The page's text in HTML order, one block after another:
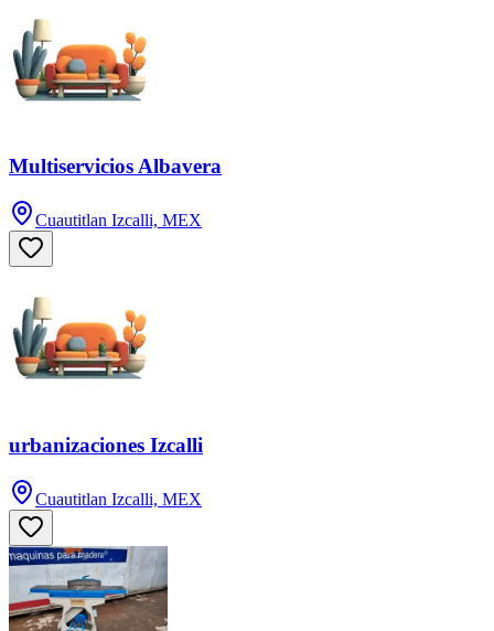
Multiservicios Albavera
Cuautitlan Izcalli, MEX
urbanizaciones Izcalli
Cuautitlan Izcalli, MEX